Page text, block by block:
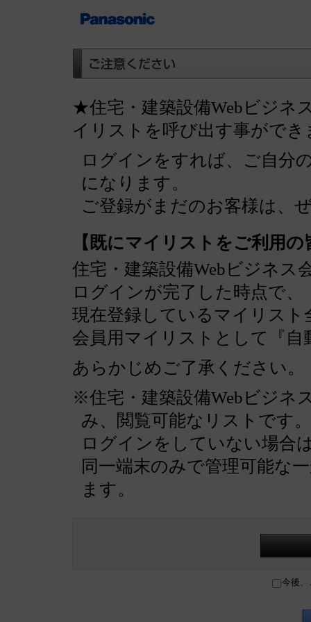
★住宅・建築設備Webビジネ
イリストを呼び出す事ができ
ログインをすれば、ご自分
になります。
ご登録がまだのお客様は、
【既にマイリストをご利用の
住宅・建築設備Webビジネス
ログインが完了した時点で、
現在登録しているマイリスト
会員用マイリストとして『
あらかじめご了承ください。
※住宅・建築設備Webビジネ
み、閲覧可能なリストです。
ログインをしていない場合
同一端末のみで管理可能な
ます。
今後、